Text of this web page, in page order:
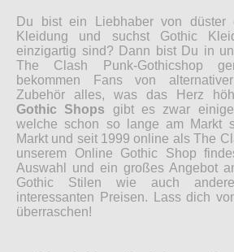
Du bist ein Liebhaber von düster
Kleidung und suchst Gothic
einzigartig sind? Dann bist Du in
The Clash Punk-Gothicshop
bekommen Fans von
Zubehör alles, was das Herz
Gothic Shops gibt es zwar
welche schon so lange am Markt
Markt und seit 1999 online als The
unserem Online Gothic Shop
Auswahl und ein großes Angebot
Gothic Stilen wie auch
interessanten Preisen. Lass dich
überraschen!